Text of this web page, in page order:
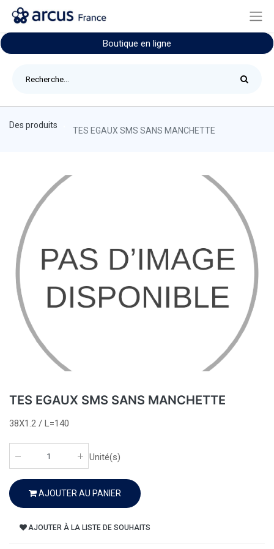
Boutique en ligne
Des produits
TES EGAUX SMS SANS MANCHETTE
TES EGAUX SMS SANS MANCHETTE
38X1.2 / L=140
Unité(s)
AJOUTER AU PANIER
AJOUTER À LA LISTE DE SOUHAITS